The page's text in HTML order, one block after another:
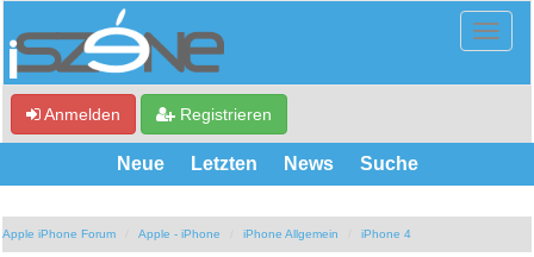
Anmelden Registrieren
Neue Letzten News Suche
Apple iPhone Forum Apple - iPhone iPhone Allgemein iPhone 4